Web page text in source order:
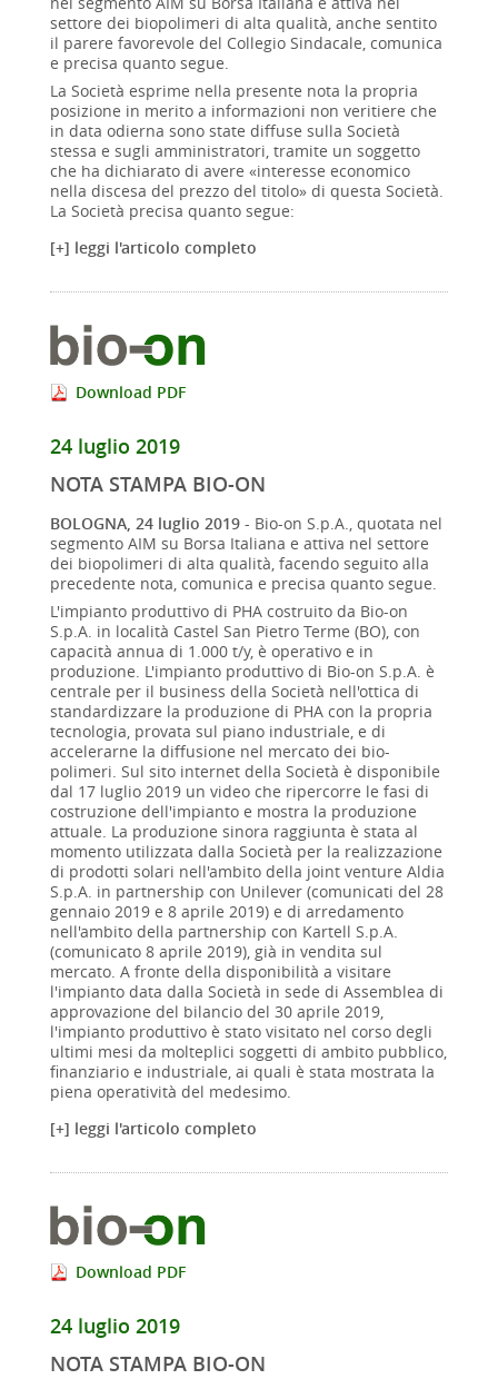
settore dei biopolimeri di alta qualità, anche sentito
il parere favorevole del Collegio Sindacale, comunica
e precisa quanto segue.
La Società esprime nella presente nota la propria
posizione in merito a informazioni non veritiere che
in data odierna sono state diffuse sulla Società
stessa e sugli amministratori, tramite un soggetto
che ha dichiarato di avere «interesse economico
nella discesa del prezzo del titolo» di questa Società.
La Società precisa quanto segue:
[+] leggi l'articolo completo
Download PDF
24 luglio 2019
NOTA STAMPA BIO-ON
BOLOGNA, 24 luglio 2019- Bio-on S.p.A., quotata nel
segmento AIM su Borsa Italiana e attiva nel settore
dei biopolimeri di alta qualità, facendo seguito alla
precedente nota, comunica e precisa quanto segue.
L'impianto produttivo di PHA costruito da Bio-on
S.p.A. in località Castel San Pietro Terme (BO), con
capacità annua di 1.000 t/y, è operativo e in
produzione. L'impianto produttivo di Bio-on S.p.A. è
centrale per il business della Società nell'ottica di
standardizzare la produzione di PHA con la propria
tecnologia, provata sul piano industriale, e di
accelerarne la diffusione nel mercato dei bio-
polimeri. Sul sito internet della Società è disponibile
dal 17 luglio 2019 un video che ripercorre le fasi di
costruzione dell'impianto e mostra la produzione
attuale. La produzione sinora raggiunta è stata al
momento utilizzata dalla Società per la realizzazione
di prodotti solari nell'ambito della joint venture Aldia
S.p.A. in partnership con Unilever (comunicati del 28
gennaio 2019 e 8 aprile 2019) e di arredamento
nell'ambito della partnership con Kartell S.p.A.
(comunicato 8 aprile 2019), già in vendita sul
mercato. A fronte della disponibilità a visitare
l'impianto data dalla Società in sede di Assemblea di
approvazione del bilancio del 30 aprile 2019,
l'impianto produttivo è stato visitato nel corso degli
ultimi mesi da molteplici soggetti di ambito pubblico,
finanziario e industriale, ai quali è stata mostrata la
piena operatività del medesimo.
[+] leggi l'articolo completo
Download PDF
24 luglio 2019
NOTA STAMPA BIO-ON